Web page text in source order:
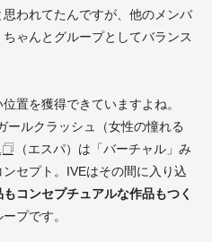
われてたんですが、他のメンバ
ゃんとグループとしてバランス
置を獲得できていますよね。
ールクラッシュ（女性の憧れる
（エスパ）は「バーチャル」み
セプト。IVEはその間に入り込
コンセプチュアルな作品もつく
プです。